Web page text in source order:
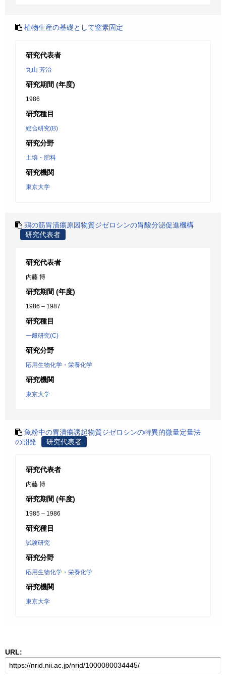
植物生産の基礎として窒素固定
研究代表者
丸山 芳治
研究期間 (年度)
1986
研究種目
総合研究(B)
研究分野
土壤・肥料
研究機関
東京大学
鶏の筋胃漬瘍原因物質ジゼロシンの胃酸分泌促進機構
研究代表者
研究代表者
内藤 博
研究期間 (年度)
1986 – 1987
研究種目
一般研究(C)
研究分野
応用生物化学・栄養化学
研究機関
東京大学
魚粉中の胃潰瘍誘起物質ジゼロシンの特異的微量定量法
の開発
研究代表者
研究代表者
内藤 博
研究期間 (年度)
1985 – 1986
研究種目
試験研究
研究分野
応用生物化学・栄養化学
研究機関
東京大学
URL: